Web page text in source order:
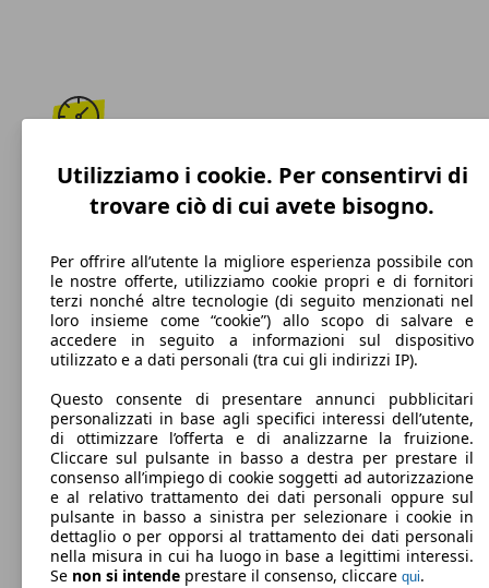
187 km/h
Velocità massima
Diesel
Carburante
113 g/km
Emissioni di CO2 (combinato)*
Utilizziamo i cookie. Per consentirvi di
trovare ciò di cui avete bisogno.
Per offrire all’utente la migliore esperienza possibile con
le nostre offerte, utilizziamo cookie propri e di fornitori
terzi nonché altre tecnologie (di seguito menzionati nel
loro insieme come “cookie”) allo scopo di salvare e
accedere in seguito a informazioni sul dispositivo
utilizzato e a dati personali (tra cui gli indirizzi IP).
Questo consente di presentare annunci pubblicitari
personalizzati in base agli specifici interessi dell’utente,
di ottimizzare l’offerta e di analizzarne la fruizione.
Cliccare sul pulsante in basso a destra per prestare il
consenso all’impiego di cookie soggetti ad autorizzazione
e al relativo trattamento dei dati personali oppure sul
pulsante in basso a sinistra per selezionare i cookie in
dettaglio o per opporsi al trattamento dei dati personali
nella misura in cui ha luogo in base a legittimi interessi.
Se non si intende prestare il consenso, cliccare qui.